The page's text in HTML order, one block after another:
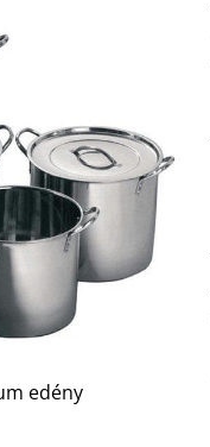
edény